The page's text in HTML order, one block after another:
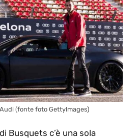
(fonte foto GettyImages)
Busquets c’è una sola